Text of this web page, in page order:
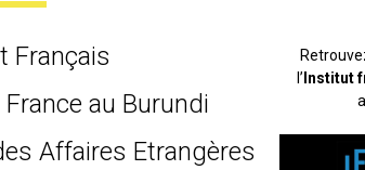
Français
au Burundi
Affaires Etrangères
l’ Institut